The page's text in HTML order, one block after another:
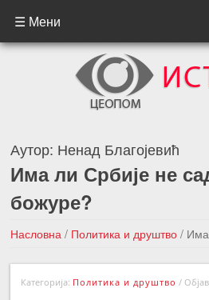
☰ Мени
Аутор: Ненад Благојевић
Има ли Србије не
божуре?
Насловна / Политика и друштво /
божуре?
←Претходна
Категорија: Политика и друштво /